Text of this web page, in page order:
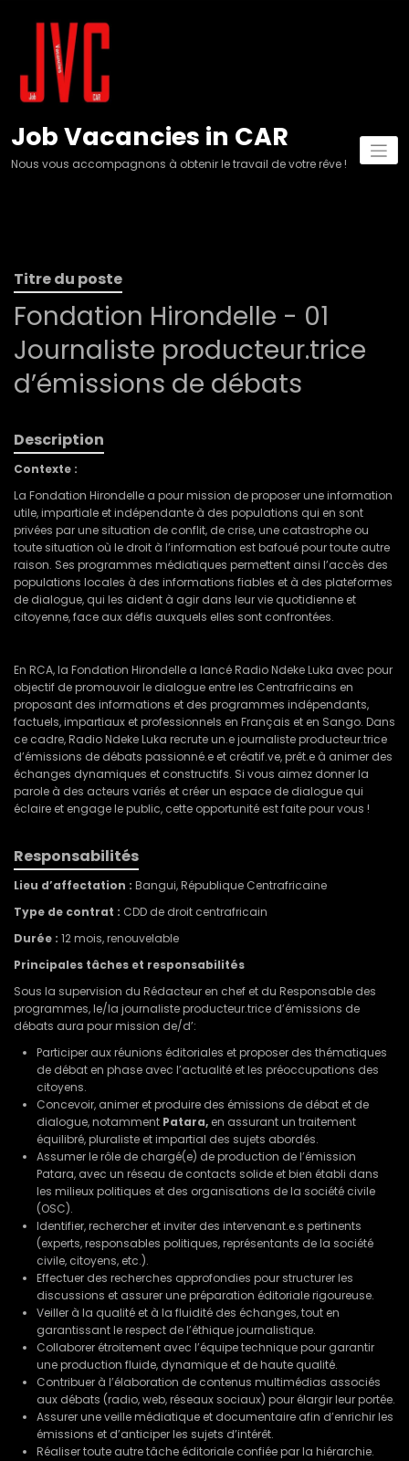
Job Vacancies in CAR
Nous vous accompagnons à obtenir le travail de votre rêve !
Titre du poste
Fondation Hirondelle - 01
Journaliste producteur.trice
d’émissions de débats
Description
Contexte :
La Fondation Hirondelle a pour mission de proposer une information
utile, impartiale et indépendante à des populations qui en sont
privées par une situation de conflit, de crise, une catastrophe ou
toute situation où le droit à l’information est bafoué pour toute autre
raison. Ses programmes médiatiques permettent ainsi l’accès des
populations locales à des informations fiables et à des plateformes
de dialogue, qui les aident à agir dans leur vie quotidienne et
citoyenne, face aux défis auxquels elles sont confrontées.
En RCA, la Fondation Hirondelle a lancé Radio Ndeke Luka avec pour
objectif de promouvoir le dialogue entre les Centrafricains en
proposant des informations et des programmes indépendants,
factuels, impartiaux et professionnels en Français et en Sango. Dans
ce cadre, Radio Ndeke Luka recrute un.e journaliste producteur.trice
d’émissions de débats passionné.e et créatif.ve, prêt.e à animer des
échanges dynamiques et constructifs. Si vous aimez donner la
parole à des acteurs variés et créer un espace de dialogue qui
éclaire et engage le public, cette opportunité est faite pour vous !
Responsabilités
Lieu d’affectation : Bangui, République Centrafricaine
Type de contrat : CDD de droit centrafricain
Durée : 12 mois, renouvelable
Principales tâches et responsabilités
Sous la supervision du Rédacteur en chef et du Responsable des
programmes, le/la journaliste producteur.trice d’émissions de
débats aura pour mission de/d’:
Participer aux réunions éditoriales et proposer des thématiques
de débat en phase avec l’actualité et les préoccupations des
citoyens.
Concevoir, animer et produire des émissions de débat et de
dialogue, notamment Patara, en assurant un traitement
équilibré, pluraliste et impartial des sujets abordés.
Assumer le rôle de chargé(e) de production de l’émission
Patara, avec un réseau de contacts solide et bien établi dans
les milieux politiques et des organisations de la société civile
(OSC).
Identifier, rechercher et inviter des intervenant.e.s pertinents
(experts, responsables politiques, représentants de la société
civile, citoyens, etc.).
Effectuer des recherches approfondies pour structurer les
discussions et assurer une préparation éditoriale rigoureuse.
Veiller à la qualité et à la fluidité des échanges, tout en
garantissant le respect de l’éthique journalistique.
Collaborer étroitement avec l’équipe technique pour garantir
une production fluide, dynamique et de haute qualité.
Contribuer à l’élaboration de contenus multimédias associés
aux débats (radio, web, réseaux sociaux) pour élargir leur portée.
Assurer une veille médiatique et documentaire afin d’enrichir les
émissions et d’anticiper les sujets d’intérêt.
Réaliser toute autre tâche éditoriale confiée par la hiérarchie.